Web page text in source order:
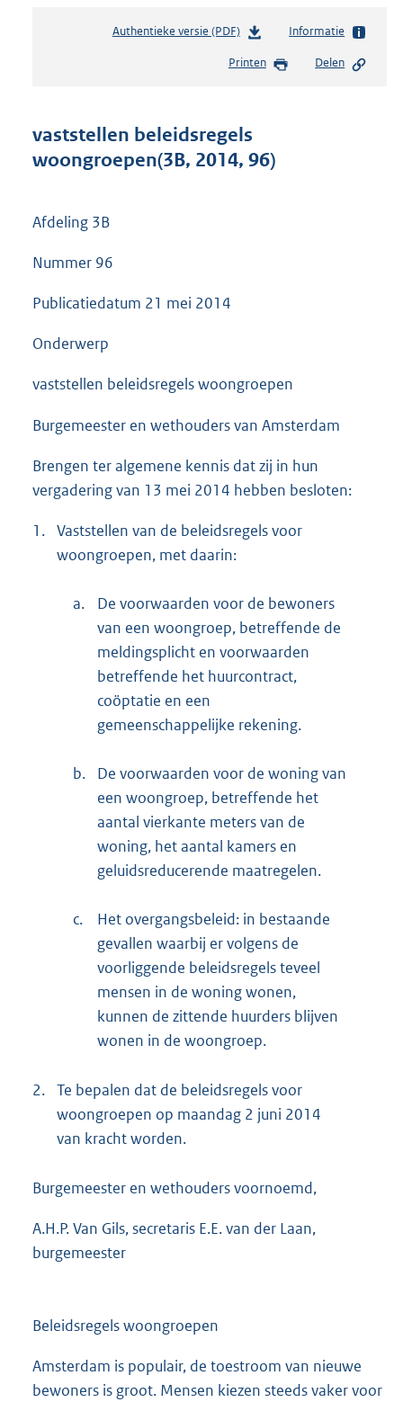
Authentieke versie (PDF)b
s
n
d
s
K
Informatie
Printen Delen
vaststellen beleidsregels
woongroepen(3B, 2014, 96)
Afdeling 3B
Nummer 96
Publicatiedatum 21 mei 2014
Onderwerp
vaststellen beleidsregels woongroepen
Burgemeester en wethouders van Amsterdam
Brengen ter algemene kennis dat zij in hun
vergadering van 13 mei 2014 hebben besloten:
1. Vaststellen van de beleidsregels voor
woongroepen, met daarin:
a.
De voorwaarden voor de bewoners
van een woongroep, betreffende de
meldingsplicht en voorwaarden
betreffende het huurcontract,
coöptatie en een
gemeenschappelijke rekening.
b.
De voorwaarden voor de woning van
een woongroep, betreffende het
aantal vierkante meters van de
woning, het aantal kamers en
geluidsreducerende maatregelen.
c.
Het overgangsbeleid: in bestaande
gevallen waarbij er volgens de
voorliggende beleidsregels teveel
mensen in de woning wonen,
kunnen de zittende huurders blijven
wonen in de woongroep.
2. Te bepalen dat de beleidsregels voor
woongroepen op maandag 2 juni 2014
van kracht worden.
Burgemeester en wethouders voornoemd,
A.H.P. Van Gils, secretaris E.E. van der Laan,
burgemeester
Beleidsregels woongroepen
Amsterdam is populair, de toestroom van nieuwe
bewoners is groot. Mensen kiezen steeds vaker voor